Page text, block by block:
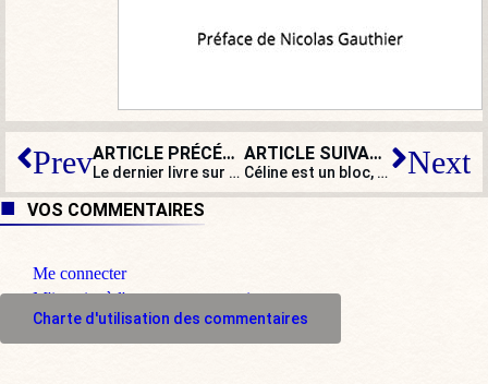
Prev ARTICLE PRÉCÉDENT
Le dernier livre sur Trump : le bouffon fait roi
ARTICLE SUIVANT
Céline est un bloc, à prendre comme tel – ou à laisser Next
VOS COMMENTAIRES
Me connecter
M'inscrire à l'espace commentaire
Charte d'utilisation des commentaires